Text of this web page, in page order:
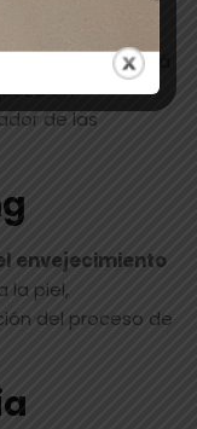
, está
en
de las
envejecimiento
la piel,
del proceso de